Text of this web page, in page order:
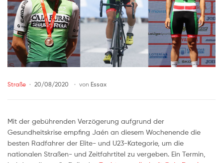
Straße 20/08/2020 von Essax
Mit der gebührenden Verzögerung aufgrund der
Gesundheitskrise empfing Jaén an diesem Wochenende die
besten Radfahrer der Elite- und U23-Kategorie, um die
nationalen Straßen- und Zeitfahrtitel zu vergeben. Ein Termin,